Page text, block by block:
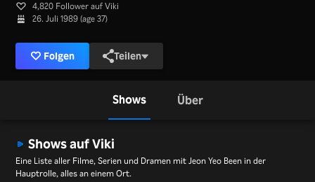
4,820 Follower auf Viki
26. Juli 1989 (age 37)
Folgen Teilen
Shows Über
Shows auf Viki
Eine Liste aller Filme, Serien und Dramen mit Jeon Yeo Been in der
Hauptrolle, alles an einem Ort.